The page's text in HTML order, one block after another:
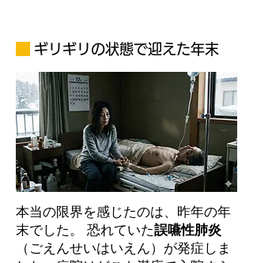
ギリギリの状態で迎えた年末
本当の限界を感じたのは、昨年の年
末でした。 恐れていた誤嚥性肺炎
（ごえんせいはいえん）が発症しま